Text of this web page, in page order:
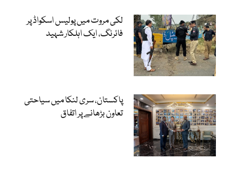
لکی مروت میں پولیس اسکواڈ پر
فائرنگ، ایک اہلکار شہید
پاکستان، سری لنکا میں سیاحتی
تعاون بڑھانے پر اتفاق